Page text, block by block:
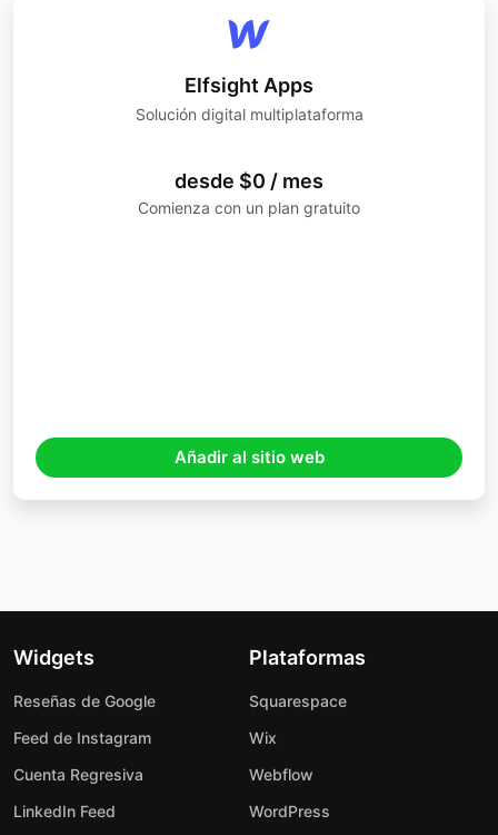
Elfsight Apps
Solución digital multiplataforma
desde $0 / mes
Comienza con un plan gratuito
Añadir al sitio web
Widgets
Reseñas de Google
Feed de Instagram
Cuenta Regresiva
LinkedIn Feed
Plataformas
Squarespace
Wix
Webflow
WordPress